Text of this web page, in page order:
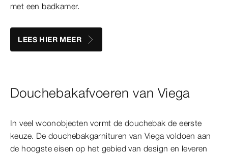
met een badkamer.
LEES HIER MEER
Douchebakafvoeren van Viega
In veel woonobjecten vormt de douchebak de eerste
keuze. De douchebakgarnituren van Viega voldoen aan
de hoogste eisen op het gebied van design en leveren